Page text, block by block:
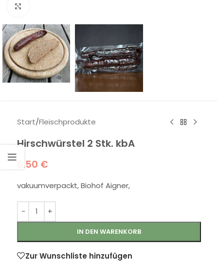
Start/Fleischprodukte
Hirschwürstel 2 Stk. kbA
6,50 €
vakuumverpackt, Biohof Aigner,
IN DEN WARENKORB
Zur Wunschliste hinzufügen